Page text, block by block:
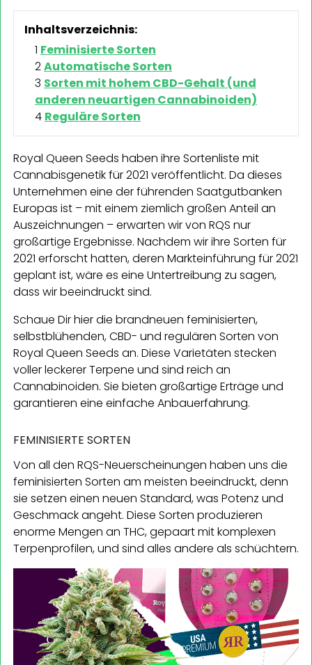
Inhaltsverzeichnis:
Feminisierte Sorten
Automatische Sorten
Sorten mit hohem CBD-Gehalt (und
anderen neuartigen Cannabinoiden)
Reguläre Sorten
Royal Queen Seeds haben ihre Sortenliste mit
Cannabisgenetik für 2021 veröffentlicht. Da dieses
Unternehmen eine der führenden Saatgutbanken
Europas ist – mit einem ziemlich großen Anteil an
Auszeichnungen – erwarten wir von RQS nur
großartige Ergebnisse. Nachdem wir ihre Sorten für
2021 erforscht hatten, deren Markteinführung für 2021
geplant ist, wäre es eine Untertreibung zu sagen,
dass wir beeindruckt sind.
Schaue Dir hier die brandneuen feminisierten,
selbstblühenden, CBD- und regulären Sorten von
Royal Queen Seeds an. Diese Varietäten stecken
voller leckerer Terpene und sind reich an
Cannabinoiden. Sie bieten großartige Erträge und
garantieren eine einfache Anbauerfahrung.
FEMINISIERTE SORTEN
Von all den RQS-Neuerscheinungen haben uns die
feminisierten Sorten am meisten beeindruckt, denn
sie setzen einen neuen Standard, was Potenz und
Geschmack angeht. Diese Sorten produzieren
enorme Mengen an THC, gepaart mit komplexen
Terpenprofilen, und sind alles andere als schüchtern.